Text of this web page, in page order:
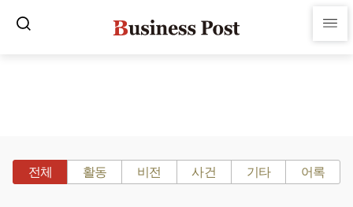
전체 활동 비전 사건 기타 어록